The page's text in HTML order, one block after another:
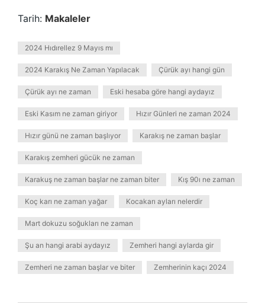
Tarih: Makaleler
2024 Hıdırellez 9 Mayıs mı
2024 Karakış Ne Zaman Yapılacak Çürük ayı hangi gün
Çürük ayı ne zaman Eski hesaba göre hangi aydayız
Eski Kasım ne zaman giriyor Hızır Günleri ne zaman 2024
Hızır günü ne zaman başlıyor Karakış ne zaman başlar
Karakış zemheri gücük ne zaman
Karakuş ne zaman başlar ne zaman biter Kış 90ı ne zaman
Koç karı ne zaman yağar Kocakarı ayları nelerdir
Mart dokuzu soğukları ne zaman
Şu an hangi arabi aydayız Zemheri hangi aylarda gir
Zemheri ne zaman başlar ve biter Zemherinin kaçı 2024